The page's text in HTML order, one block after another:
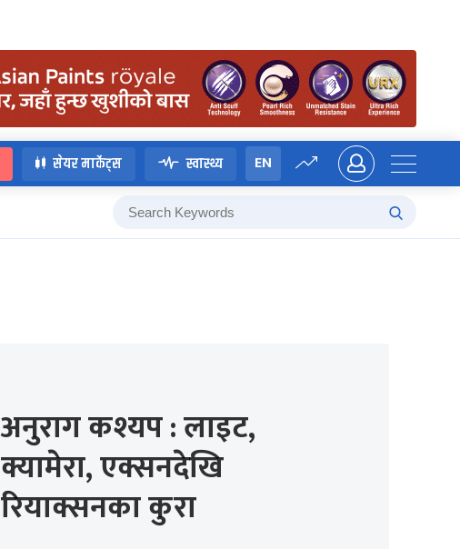
सेयर मार्केट्स स्वास्थ्य EN
अनुराग कश्यप : लाइट,
क्यामेरा, एक्सनदेखि
रियाक्सनका कुरा